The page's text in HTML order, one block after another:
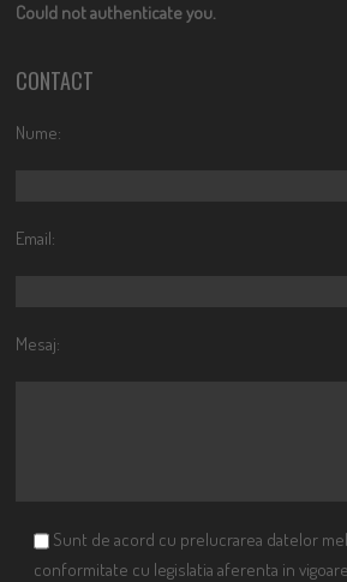
Could not authenticate you.
CONTACT
Nume:
Email:
Mesaj:
Sunt de acord cu prelucrarea datelor
conformitate cu legislatia aferenta in vigoare